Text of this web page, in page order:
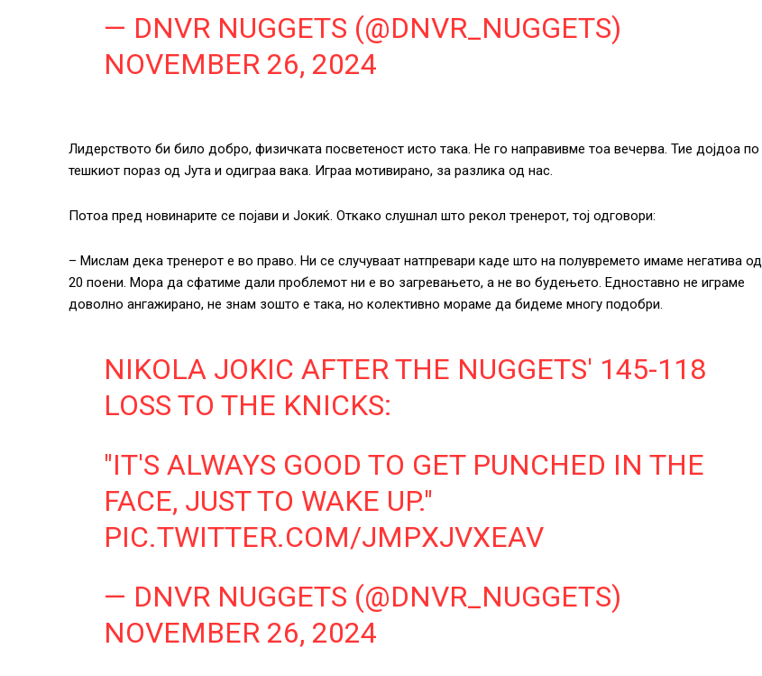
— DNVR NUGGETS (@DNVR_NUGGETS)
NOVEMBER 26, 2024
Лидерството би било добро, физичката посветеност исто така. Не го направивме тоа вечерва. Тие дојдоа по
тешкиот пораз од Јута и одиграа вака. Играа мотивирано, за разлика од нас.
Потоа пред новинарите се појави и Јокиќ. Откако слушнал што рекол тренерот, тој одговори:
– Мислам дека тренерот е во право. Ни се случуваат натпревари каде што на полувремето имаме негатива од
20 поени. Мора да сфатиме дали проблемот ни е во загревањето, а не во будењето. Едноставно не играме
доволно ангажирано, не знам зошто е така, но колективно мораме да бидеме многу подобри.
NIKOLA JOKIC AFTER THE NUGGETS' 145-118
LOSS TO THE KNICKS:
"IT'S ALWAYS GOOD TO GET PUNCHED IN THE
FACE, JUST TO WAKE UP."
PIC.TWITTER.COM/JMPXJVXEAV
— DNVR NUGGETS (@DNVR_NUGGETS)
NOVEMBER 26, 2024